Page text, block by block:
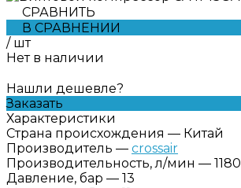
СРАВНИТЬ
В СРАВНЕНИИ
/ шт
Нет в наличии
Нашли дешевле?
Заказать
Характеристики
Страна происхождения — Китай
Производитель — crossair
Производительность, л/мин — 1180
Давление, бар — 13